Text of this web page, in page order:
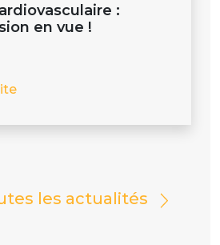
:
en vue !
les actualités